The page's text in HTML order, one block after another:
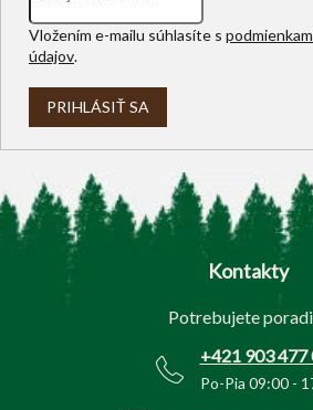
Vložením e-mailu súhlasíte s
údajov.
PRIHLÁSIŤ SA
Z
Kontakty
Potrebujete
+421 903 477
Po-Pia 09:00 -